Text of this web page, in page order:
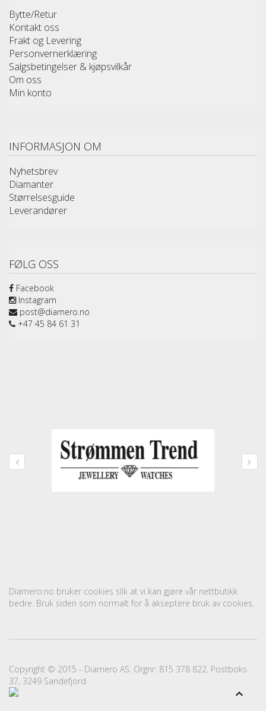
Bytte/Retur
Kontakt oss
Frakt og Levering
Personvernerklæring
Salgsbetingelser & kjøpsvilkår
Om oss
Min konto
INFORMASJON OM
Nyhetsbrev
Diamanter
Størrelsesguide
Leverandører
FØLG OSS
Facebook
Instagram
post@diamero.no
+47 45 84 61 31
Diamero.no bruker cookies slik at vi kan gjøre vår nettbutikk
bedre. Bruk siden som normalt for å akseptere bruk av cookies.
Copyright © 2015 - Diamero AS. Orgnr: 815 378 822. Postboks
37, 3249 Sandefjord